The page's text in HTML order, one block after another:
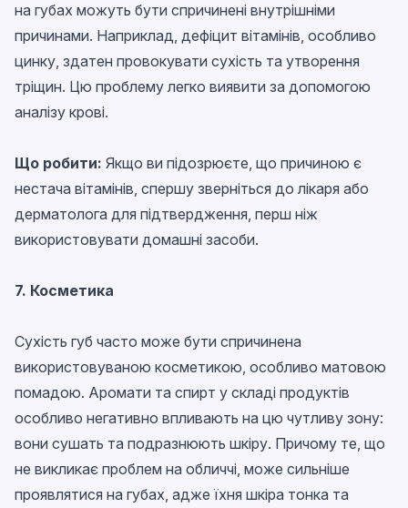
на губах можуть бути спричинені внутрішніми
причинами. Наприклад, дефіцит вітамінів, особливо
цинку, здатен провокувати сухість та утворення
тріщин. Цю проблему легко виявити за допомогою
аналізу крові.
Що робити: Якщо ви підозрюєте, що причиною є
нестача вітамінів, спершу зверніться до лікаря або
дерматолога для підтвердження, перш ніж
використовувати домашні засоби.
7. Косметика
Сухість губ часто може бути спричинена
використовуваною косметикою, особливо матовою
помадою. Аромати та спирт у складі продуктів
особливо негативно впливають на цю чутливу зону:
вони сушать та подразнюють шкіру. Причому те, що
не викликає проблем на обличчі, може сильніше
проявлятися на губах, адже їхня шкіра тонка та